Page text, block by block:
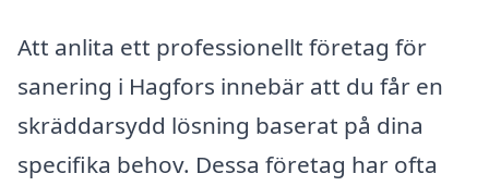
Att anlita ett professionellt företag för
sanering i Hagfors innebär att du får en
skräddarsydd lösning baserat på dina
specifika behov. Dessa företag har ofta